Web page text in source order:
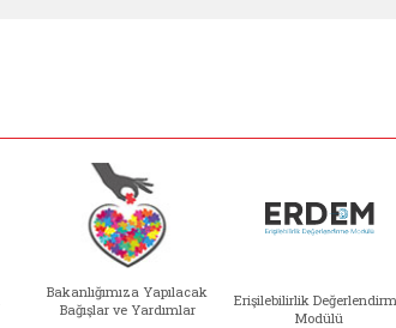
Bakanlığımıza Yapılacak
Bağışlar ve Yardımlar
Erişilebilirlik
Modülü